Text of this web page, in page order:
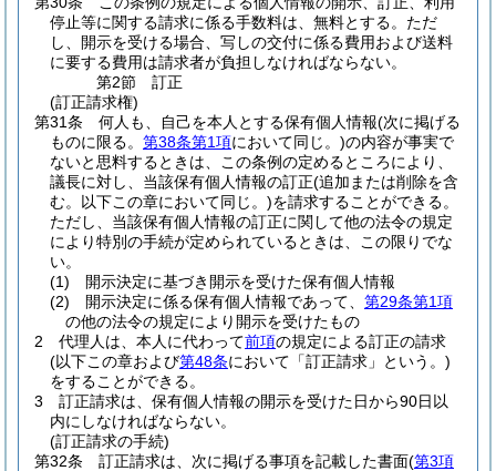
停止等に関する請求に係る手数料は、無料とする。 ただ
し、開示を受ける場合、写しの交付に係る費用および送料
に要する費用は請求者が負担しなければならない。
第2節
訂正
(訂正請求権)
第31条
何人も、自己を本人とする保有個人情報(次に掲げる
ものに限る。 第38条第1項において同じ。)の内容が事実で
ないと思料するときは、この条例の定めるところにより、
議長に対し、当該保有個人情報の訂正(追加または削除を含
む。以下この章において同じ。)を請求することができる。
ただし、当該保有個人情報の訂正に関して他の法令の規定
により特別の手続が定められているときは、この限りでな
い。
(1)
開示決定に基づき開示を受けた保有個人情報
(2)
開示決定に係る保有個人情報であって、 第29条第1項
の他の法令の規定により開示を受けたもの
2
代理人は、本人に代わって前項の規定による訂正の請求
(以下この章および第48条において「訂正請求」という。)
をすることができる。
3
訂正請求は、保有個人情報の開示を受けた日から90日以
内にしなければならない。
(訂正請求の手続)
第32条
訂正請求は、次に掲げる事項を記載した書面(第3項